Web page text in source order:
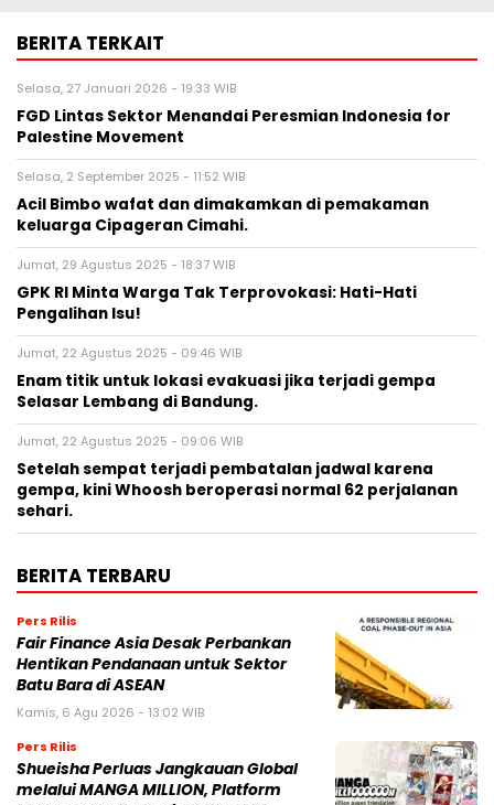
BERITA TERKAIT
Selasa, 27 Januari 2026 - 19:33 WIB
FGD Lintas Sektor Menandai Peresmian Indonesia for
Palestine Movement
Selasa, 2 September 2025 - 11:52 WIB
Acil Bimbo wafat dan dimakamkan di pemakaman
keluarga Cipageran Cimahi.
Jumat, 29 Agustus 2025 - 18:37 WIB
GPK RI Minta Warga Tak Terprovokasi: Hati-Hati
Pengalihan Isu!
Jumat, 22 Agustus 2025 - 09:46 WIB
Enam titik untuk lokasi evakuasi jika terjadi gempa
Selasar Lembang di Bandung.
Jumat, 22 Agustus 2025 - 09:06 WIB
Setelah sempat terjadi pembatalan jadwal karena
gempa, kini Whoosh beroperasi normal 62 perjalanan
sehari.
BERITA TERBARU
Pers Rilis
Fair Finance Asia Desak Perbankan
Hentikan Pendanaan untuk Sektor
Batu Bara di ASEAN
Kamis, 6 Agu 2026 - 13:02 WIB
Pers Rilis
Shueisha Perluas Jangkauan Global
melalui MANGA MILLION, Platform